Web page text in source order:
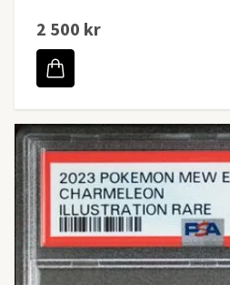
2 500 kr